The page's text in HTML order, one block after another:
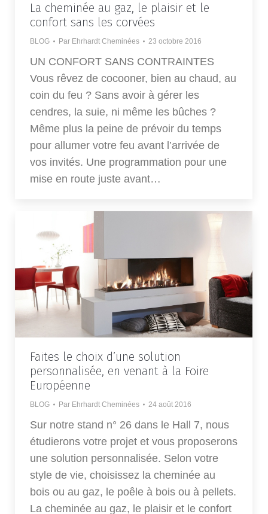
La cheminée au gaz, le plaisir et le
confort sans les corvées
BLOG Par Ehrhardt Cheminées 23 octobre 2016
UN CONFORT SANS CONTRAINTES
Vous rêvez de cocooner, bien au chaud, au
coin du feu ? Sans avoir à gérer les
cendres, la suie, ni même les bûches ?
Même plus la peine de prévoir du temps
pour allumer votre feu avant l’arrivée de
vos invités. Une programmation pour une
mise en route juste avant…
Faites le choix d’une solution
personnalisée, en venant à la Foire
Européenne
BLOG Par Ehrhardt Cheminées 24 août 2016
Sur notre stand n° 26 dans le Hall 7, nous
étudierons votre projet et vous proposerons
une solution personnalisée. Selon votre
style de vie, choisissez la cheminée au
bois ou au gaz, le poêle à bois ou à pellets.
La cheminée au gaz, le plaisir et le confort